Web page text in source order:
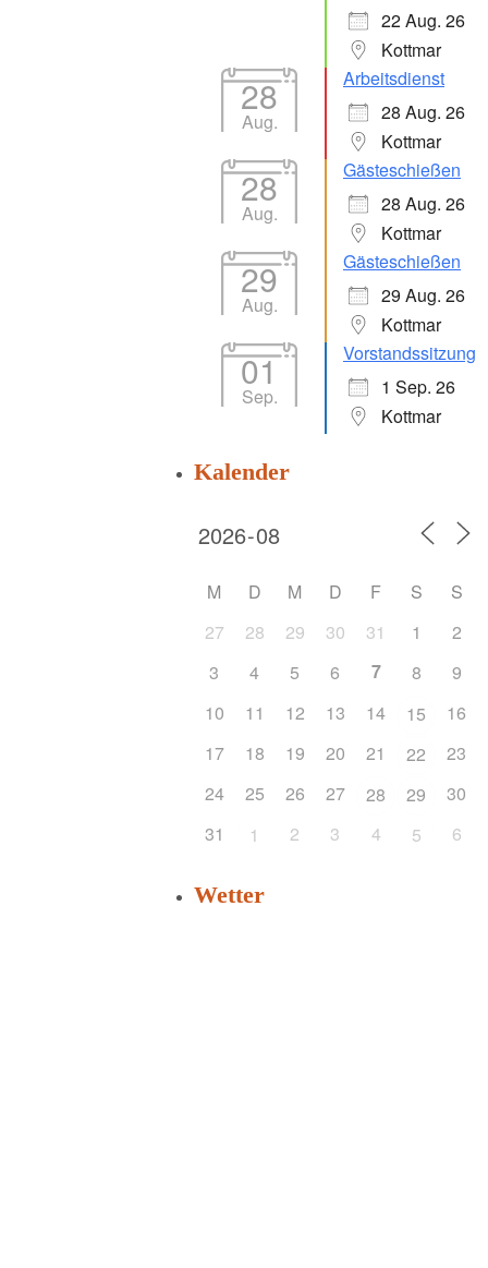
22 Aug. 26
Kottmar
28
Aug.
Arbeitsdienst
28 Aug. 26
Kottmar
28
Aug.
Gästeschießen
28 Aug. 26
Kottmar
29
Aug.
Gästeschießen
29 Aug. 26
Kottmar
01
Sep.
Vorstandssitzung
1 Sep. 26
Kottmar
Kalender
M D M D F S
S
27
28 29 30 31 1
2
3
4 5 6 7 8
9
10
11 12 13 14 15
16
17
18 19 20 21 22
23
24
25 26 27 28 29
30
31
1 2 3 4 5 6
Wetter